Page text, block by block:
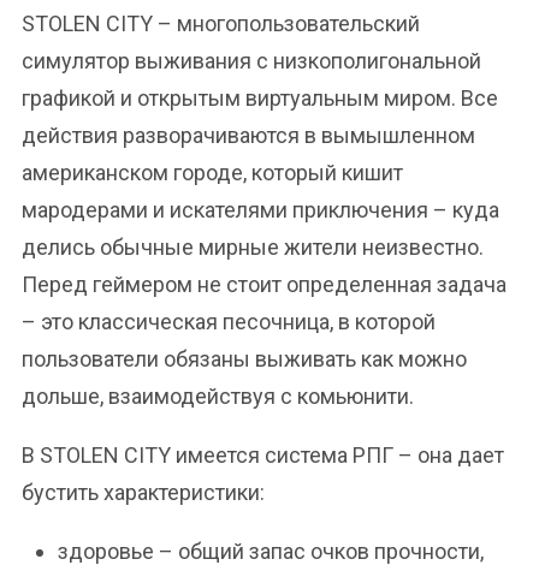
STOLEN CITY – многопользовательский
симулятор выживания с низкополигональной
графикой и открытым виртуальным миром. Все
действия разворачиваются в вымышленном
американском городе, который кишит
мародерами и искателями приключения – куда
делись обычные мирные жители неизвестно.
Перед геймером не стоит определенная задача
– это классическая песочница, в которой
пользователи обязаны выживать как можно
дольше, взаимодействуя с комьюнити.
В STOLEN CITY имеется система РПГ – она дает
бустить характеристики:
здоровье – общий запас очков прочности,